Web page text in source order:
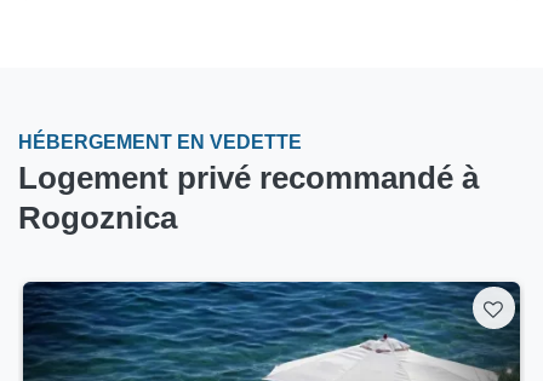
HÉBERGEMENT EN VEDETTE
Logement privé recommandé à
Rogoznica